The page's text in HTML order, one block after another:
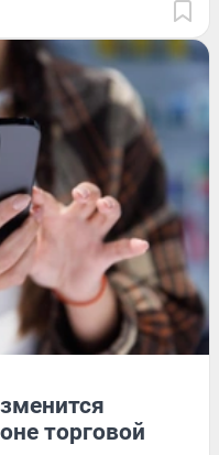
торговой